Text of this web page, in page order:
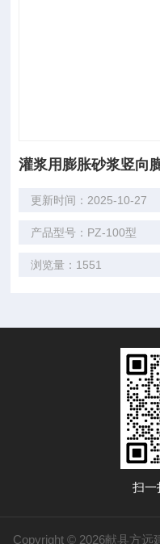
灌浆用膨胀砂浆竖向
更新时间：2025-10-27
产品型号：PZ-100型
浏览量：1551
扫一
Copyright © 2026献县方